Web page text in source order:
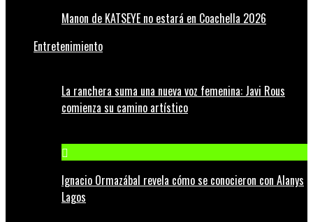
Manon de KATSEYE no estará en Coachella 2026
Entretenimiento
La ranchera suma una nueva voz femenina: Javi Rous
comienza su camino artístico
Ignacio Ormazábal revela cómo se conocieron con Alanys
Lagos